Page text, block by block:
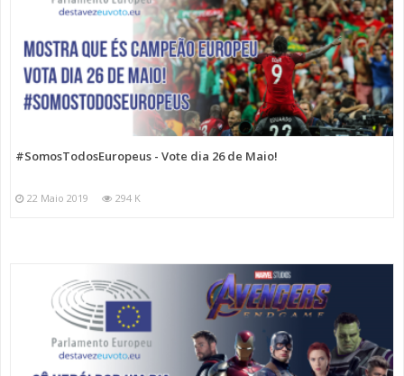
#SomosTodosEuropeus - Vote dia 26 de Maio!
22 Maio 2019 294 K